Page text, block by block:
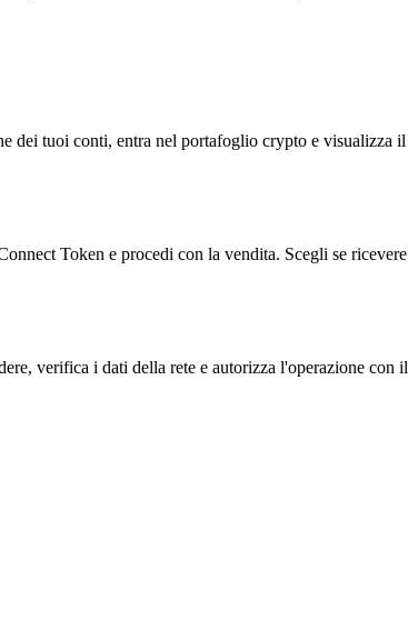
dei tuoi conti, entra nel portafoglio crypto e visualizza
Token e procedi con la vendita. Scegli se
verifica i dati della rete e autorizza l'operazione con